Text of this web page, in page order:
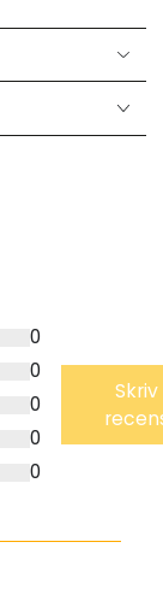
0
0
0
0
0